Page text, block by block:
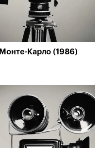
Монте-Карло (1986)